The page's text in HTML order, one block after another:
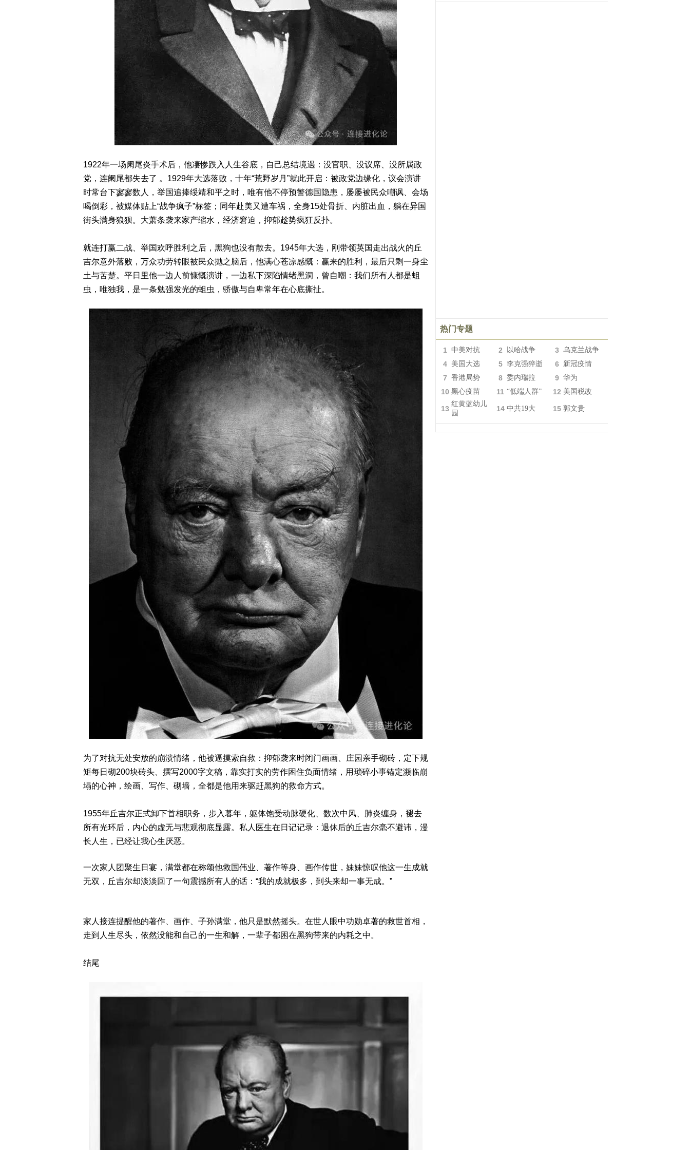
1922年一场阑尾炎手术后，他凄惨跌入人生谷底，自己总结境遇：没官职、没议席、没所属政
党，连阑尾都失去了 。1929年大选落败，十年“荒野岁月”就此开启：被政党边缘化，议会演讲
时常台下寥寥数人，举国追捧绥靖和平之时，唯有他不停预警德国隐患，屡屡被民众嘲讽、会场
喝倒彩，被媒体贴上“战争疯子”标签；同年赴美又遭车祸，全身15处骨折、内脏出血，躺在异国
街头满身狼狈。大萧条袭来家产缩水，经济窘迫，抑郁趁势疯狂反扑。
就连打赢二战、举国欢呼胜利之后，黑狗也没有散去。1945年大选，刚带领英国走出战火的丘
吉尔意外落败，万众功劳转眼被民众抛之脑后，他满心苍凉感慨：赢来的胜利，最后只剩一身尘
土与苦楚。平日里他一边人前慷慨演讲，一边私下深陷情绪黑洞，曾自嘲：我们所有人都是蛆
虫，唯独我，是一条勉强发光的蛆虫，骄傲与自卑常年在心底撕扯。
为了对抗无处安放的崩溃情绪，他被逼摸索自救：抑郁袭来时闭门画画、庄园亲手砌砖，定下规
矩每日砌200块砖头、撰写2000字文稿，靠实打实的劳作困住负面情绪，用琐碎小事锚定濒临崩
塌的心神，绘画、写作、砌墙，全都是他用来驱赶黑狗的救命方式。
1955年丘吉尔正式卸下首相职务，步入暮年，躯体饱受动脉硬化、数次中风、肺炎缠身，褪去
所有光环后，内心的虚无与悲观彻底显露。私人医生在日记记录：退休后的丘吉尔毫不避讳，漫
长人生，已经让我心生厌恶。
一次家人团聚生日宴，满堂都在称颂他救国伟业、著作等身、画作传世，妹妹惊叹他这一生成就
无双，丘吉尔却淡淡回了一句震撼所有人的话：“我的成就极多，到头来却一事无成。”
家人接连提醒他的著作、画作、子孙满堂，他只是默然摇头。在世人眼中功勋卓著的救世首相，
走到人生尽头，依然没能和自己的一生和解，一辈子都困在黑狗带来的内耗之中。
结尾
热门专题
1 中美对抗 2 以哈战争 3 乌克兰战争
4 美国大选 5 李克强猝逝 6 新冠疫情
7 香港局势 8 委内瑞拉 9 华为
10 黑心疫苗 11 “低端人群” 12 美国税改
13
红黄蓝幼儿
园
14 中共19大 15 郭文贵